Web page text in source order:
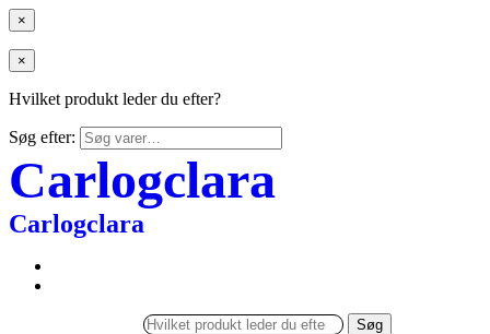
×
×
Hvilket produkt leder du efter?
Søg efter:
Carlogclara
Carlogclara
Søg